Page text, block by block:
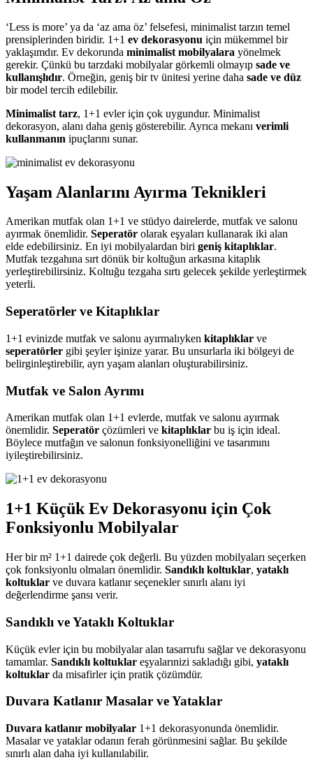
‘Less is more’ ya da ‘az ama öz’ felsefesi, minimalist tarzın temel
prensiplerinden biridir. 1+1 ev dekorasyonu için mükemmel bir
yaklaşımdır. Ev dekorunda minimalist mobilyalara yönelmek
gerekir. Çünkü bu tarzdaki mobilyalar görkemli olmayıp sade ve
kullanışlıdır. Örneğin, geniş bir tv ünitesi yerine daha sade ve düz
bir model tercih edilebilir.
Minimalist tarz, 1+1 evler için çok uygundur. Minimalist
dekorasyon, alanı daha geniş gösterebilir. Ayrıca mekanı verimli
kullanmanın ipuçlarını sunar.
Yaşam Alanlarını Ayırma Teknikleri
Amerikan mutfak olan 1+1 ve stüdyo dairelerde, mutfak ve salonu
ayırmak önemlidir. Seperatör olarak eşyaları kullanarak iki alan
elde edebilirsiniz. En iyi mobilyalardan biri geniş kitaplıklar.
Mutfak tezgahına sırt dönük bir koltuğun arkasına kitaplık
yerleştirebilirsiniz. Koltuğu tezgaha sırtı gelecek şekilde yerleştirmek
yeterli.
Seperatörler ve Kitaplıklar
1+1 evinizde mutfak ve salonu ayırmalıyken kitaplıklar ve
seperatörler gibi şeyler işinize yarar. Bu unsurlarla iki bölgeyi de
belirginleştirebilir, ayrı yaşam alanları oluşturabilirsiniz.
Mutfak ve Salon Ayrımı
Amerikan mutfak olan 1+1 evlerde, mutfak ve salonu ayırmak
önemlidir. Seperatör çözümleri ve kitaplıklar bu iş için ideal.
Böylece mutfağın ve salonun fonksiyonelliğini ve tasarımını
iyileştirebilirsiniz.
1+1 Küçük Ev Dekorasyonu için Çok
Fonksiyonlu Mobilyalar
Her bir m² 1+1 dairede çok değerli. Bu yüzden mobilyaları seçerken
çok fonksiyonlu olmaları önemlidir. Sandıklı koltuklar, yataklı
koltuklar ve duvara katlanır seçenekler sınırlı alanı iyi
değerlendirme şansı verir.
Sandıklı ve Yataklı Koltuklar
Küçük evler için bu mobilyalar alan tasarrufu sağlar ve dekorasyonu
tamamlar. Sandıklı koltuklar eşyalarınizi sakladığı gibi, yataklı
koltuklar da misafirler için pratik çözümdür.
Duvara Katlanır Masalar ve Yataklar
Duvara katlanır mobilyalar 1+1 dekorasyonunda önemlidir.
Masalar ve yataklar odanın ferah görünmesini sağlar. Bu şekilde
sınırlı alan daha iyi kullanılabilir.